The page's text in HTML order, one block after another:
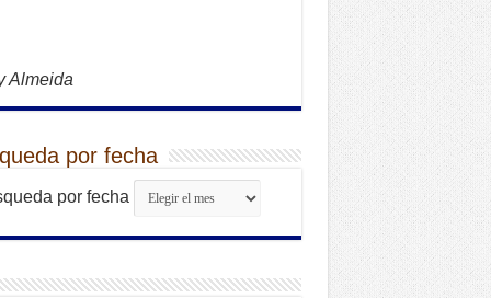
Almeida
por fecha
por fecha